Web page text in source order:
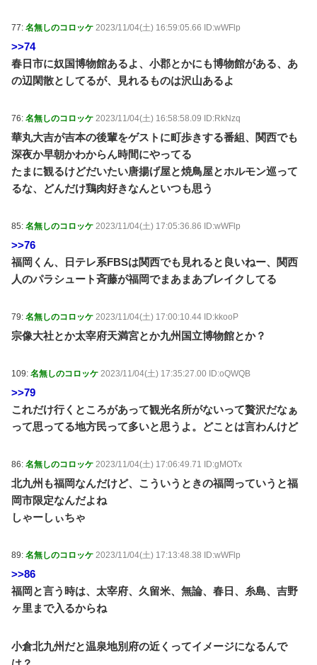
77: 名無しのコロッケ 2023/11/04(土) 16:59:05.66 ID:wWFlp
>>74
春日市に奴国博物館あるよ、小郡とかにも博物館がある、あ
の辺閑散としてるが、見れるものは沢山あるよ
76: 名無しのコロッケ 2023/11/04(土) 16:58:58.09 ID:RkNzq
華丸大吉が吉本の後輩をゲストに町歩きする番組、関西でも
深夜か早朝かわからん時間にやってる
たまに観るけどだいたい唐揚げ屋と焼鳥屋とホルモン巡って
るな、どんだけ鶏肉好きなんといつも思う
85: 名無しのコロッケ 2023/11/04(土) 17:05:36.86 ID:wWFlp
>>76
福岡くん、日テレ系FBSは関西でも見れると良いねー、関西
人のパラシュート斉藤が福岡でまあまあブレイクしてる
79: 名無しのコロッケ 2023/11/04(土) 17:00:10.44 ID:kkooP
宗像大社とか太宰府天満宮とか九州国立博物館とか？
109: 名無しのコロッケ 2023/11/04(土) 17:35:27.00 ID:oQWQB
>>79
これだけ行くところがあって観光名所がないって贅沢だなぁ
って思ってる地方民って多いと思うよ。どことは言わんけど
86: 名無しのコロッケ 2023/11/04(土) 17:06:49.71 ID:gMOTx
北九州も福岡なんだけど、こういうときの福岡っていうと福
岡市限定なんだよね
しゃーしぃちゃ
89: 名無しのコロッケ 2023/11/04(土) 17:13:48.38 ID:wWFlp
>>86
福岡と言う時は、太宰府、久留米、無論、春日、糸島、吉野
ヶ里まで入るからね
小倉北九州だと温泉地別府の近くってイメージになるんで